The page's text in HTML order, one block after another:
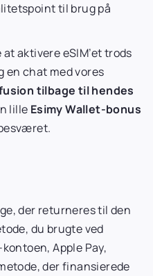
til brug på
aktivere eSIM’et trods
chat med vores
tilbage til hendes
lille Esimy Wallet-bonus
der returneres til den
du brugte ved
Apple Pay,
der finansierede